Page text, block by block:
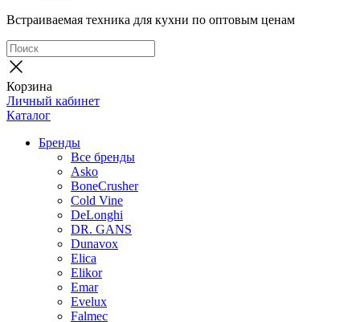
Встраиваемая техника для кухни по оптовым ценам
Корзина
Личный кабинет
Каталог
Бренды
Все бренды
Asko
BoneCrusher
Cold Vine
DeLonghi
DR. GANS
Dunavox
Elica
Elikor
Emar
Evelux
Falmec